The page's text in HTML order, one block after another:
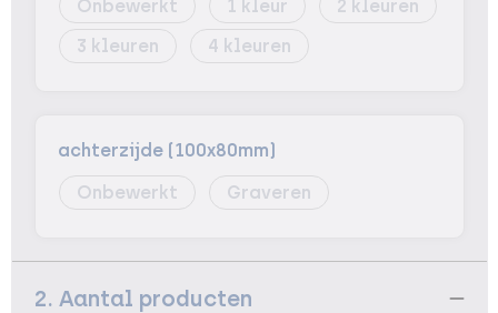
Onbewerkt
1
2
3
4
achterzijde (100x80mm)
Onbewerkt
Graveren
2. Aantal producten